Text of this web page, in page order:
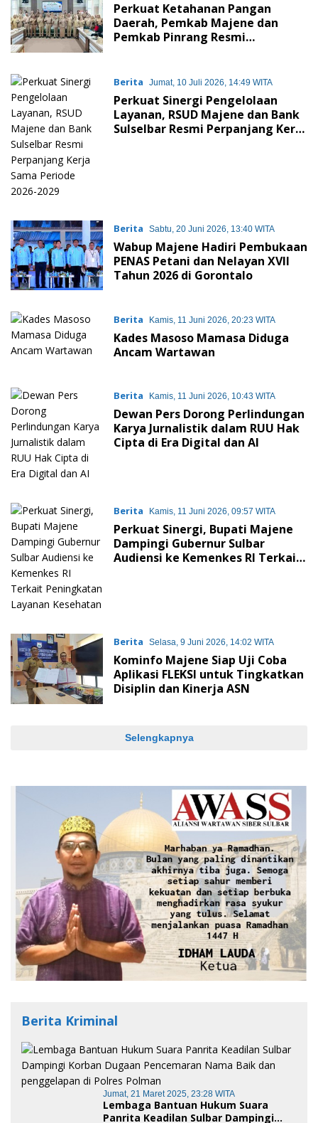
Perkuat Ketahanan Pangan
Daerah, Pemkab Majene dan
Pemkab Pinrang Resmi
Berita Jumat, 10 Juli 2026, 14:49 WITA
Perkuat Sinergi Pengelolaan
Layanan, RSUD Majene dan Bank
Sulselbar Resmi Perpanjang Kerja
Berita Sabtu, 20 Juni 2026, 13:40 WITA
Wabup Majene Hadiri Pembukaan
PENAS Petani dan Nelayan XVII
Tahun 2026 di Gorontalo
Berita Kamis, 11 Juni 2026, 20:23 WITA
Kades Masoso Mamasa Diduga
Ancam Wartawan
Berita Kamis, 11 Juni 2026, 10:43 WITA
Dewan Pers Dorong Perlindungan
Karya Jurnalistik dalam RUU Hak
Cipta di Era Digital dan AI
Berita Kamis, 11 Juni 2026, 09:57 WITA
Perkuat Sinergi, Bupati Majene
Dampingi Gubernur Sulbar
Audiensi ke Kemenkes RI Terkait
Berita Selasa, 9 Juni 2026, 14:02 WITA
Kominfo Majene Siap Uji Coba
Aplikasi FLEKSI untuk Tingkatkan
Disiplin dan Kinerja ASN
Selengkapnya
Berita Kriminal
Jumat, 21 Maret 2025, 23:28 WITA
Lembaga Bantuan Hukum Suara
Panrita Keadilan Sulbar Dampingi